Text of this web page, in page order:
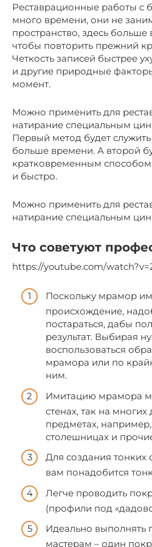
Реставрационные работы с
много времени, они не
пространство, здесь больше
чтобы повторить прежний
Четкость записей быстрее
и другие природные
момент.
Можно применить для
натирание специальным
Первый метод будет
больше времени. А второй
кратковременным
и быстро.
Можно применить для
натирание специальным
Что советуют
https://youtube.com/
Поскольку мрамор
происхождение,
постараться, дабы
результат. Выбирая
воспользоваться
мрамора или по
ним.
Имитацию мрамора
стенах, так на
предметах,
столешницах и
Для создания тонких
вам понадобится
Легче проводить
(профили под
Идеально выполнять
мастерам – один